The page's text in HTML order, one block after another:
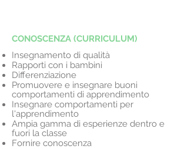
CONOSCENZA (CURRICULUM)
Insegnamento di qualità
Rapporti con i bambini
Differenziazione
Promuovere e insegnare buoni
comportamenti di apprendimento
Insegnare comportamenti per
l'apprendimento
Ampia gamma di esperienze dentro e
fuori la classe
Fornire conoscenza